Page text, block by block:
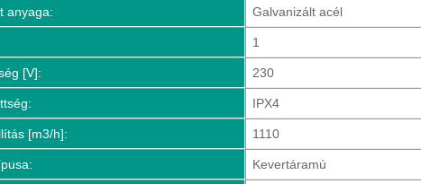
anyaga: Galvanizált acél
1
[V]: 230
IPX4
[m3/h]: 1110
Kevertáramú